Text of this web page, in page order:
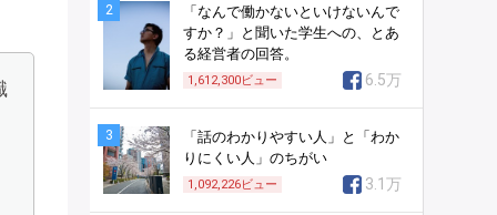
2
「なんで働かないといけないんで
すか？」と聞いた学生への、とあ
る経営者の回答。
1,612,300ビュー 6.5万
3
「話のわかりやすい人」と「わか
りにくい人」のちがい
1,092,226ビュー 3.1万